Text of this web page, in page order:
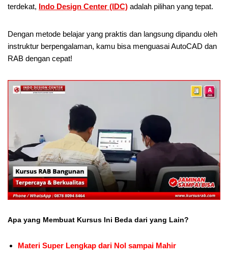
terdekat, Indo Design Center (IDC) adalah pilihan yang tepat.
Dengan metode belajar yang praktis dan langsung dipandu oleh
instruktur berpengalaman, kamu bisa menguasai AutoCAD dan
RAB dengan cepat!
Apa yang Membuat Kursus Ini Beda dari yang Lain?
Materi Super Lengkap dari Nol sampai Mahir